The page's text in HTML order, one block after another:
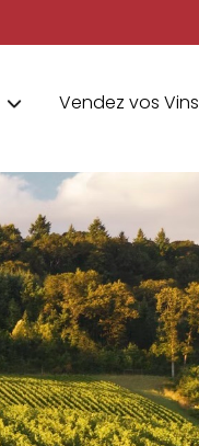
Vendez vos Vins